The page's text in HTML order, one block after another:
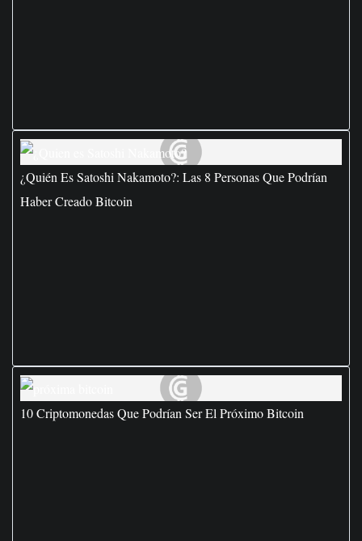
¿Quién Es Satoshi Nakamoto?: Las 8 Personas Que Podrían
Haber Creado Bitcoin
10 Criptomonedas Que Podrían Ser El Próximo Bitcoin